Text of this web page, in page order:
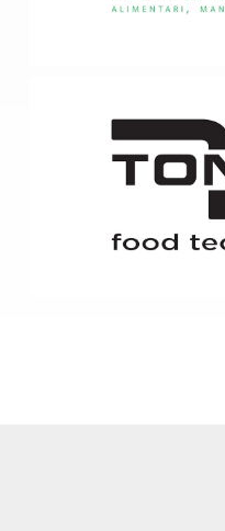
Impianti completi per